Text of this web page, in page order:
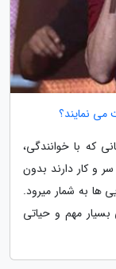
می نمایند؟
که با خوانندگی،
و کار دارند بدون
ها به شمار میرود.
مهم و حیاتی